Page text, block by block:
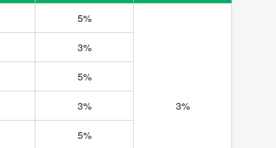
5%
3%
3%
5%
3%
5%